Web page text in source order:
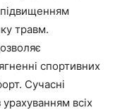
травм.
спортивних
Сучасні
всіх